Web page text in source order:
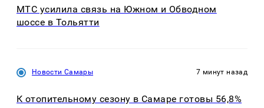
МТС усилила связь на Южном и Обводном
шоссе в Тольятти
Новости Самары 7 минут назад
К отопительному сезону в Самаре готовы 56,8%